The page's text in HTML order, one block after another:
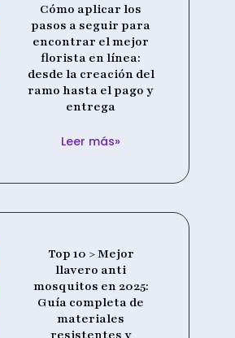
Cómo aplicar los
pasos a seguir para
encontrar el mejor
florista en línea:
desde la creación del
ramo hasta el pago y
entrega
Leer más»
Top 10 > Mejor
llavero anti
mosquitos en 2025:
Guía completa de
materiales